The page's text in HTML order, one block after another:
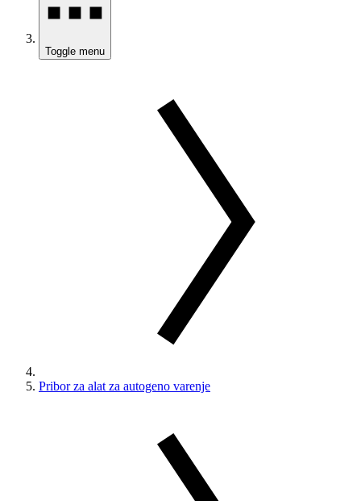
Toggle menu
Pribor za alat za autogeno varenje